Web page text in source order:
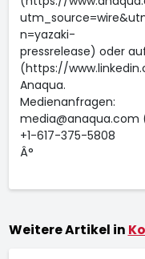
n=yazaki-
pressrelease) oder
(https://
Anaqua.
Medienanfragen:
+1-617-375-5808
Â°
Weitere Artikel in